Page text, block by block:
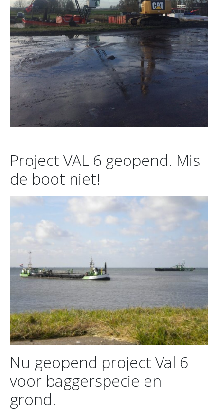
Project VAL 6 geopend. Mis
de boot niet!
Nu geopend project Val 6
voor baggerspecie en
grond.